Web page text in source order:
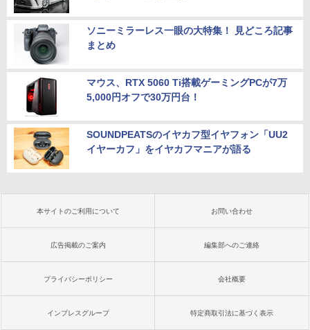
ソニーミラーレス一眼の大特集！ 見どころ記事
まとめ
マウス、RTX 5060 Ti搭載ゲーミングPCが7万
5,000円オフで30万円台！
SOUNDPEATSのイヤカフ型イヤフォン「UU2
イヤーカフ」をイヤカフマニアが語る
本サイトのご利用について お問い合わせ
広告掲載のご案内 編集部へのご連絡
プライバシーポリシー 会社概要
インプレスグループ 特定商取引法に基づく表示